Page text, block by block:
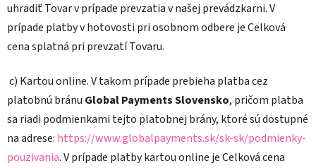
uhradiť Tovar v prípade prevzatia v našej prevádzkarni. V
prípade platby v hotovosti pri osobnom odbere je Celková
cena splatná pri prevzatí Tovaru.
c) Kartou online. V takom prípade prebieha platba cez
platobnú bránu Global Payments Slovensko, pričom platba
sa riadi podmienkami tejto platobnej brány, ktoré sú dostupné
na adrese: https://www.globalpayments.sk/sk-sk/podmienky-
pouzivania. V prípade platby kartou online je Celková cena